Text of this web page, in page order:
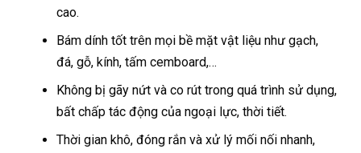
cao.
Bám dính tốt trên mọi bề mặt vật liệu như gạch,
đá, gỗ, kính, tấm cemboard,…
Không bị gãy nứt và co rút trong quá trình sử dụng,
bất chấp tác động của ngoại lực, thời tiết.
Thời gian khô, đóng rắn và xử lý mối nối nhanh,